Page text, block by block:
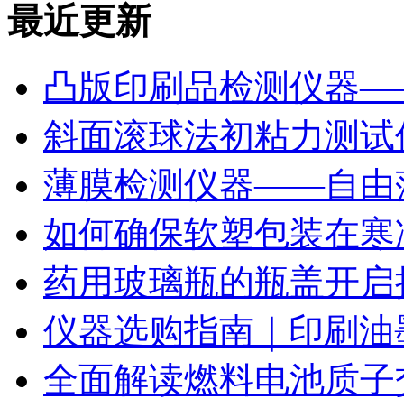
最近更新
凸版印刷品检测仪器
斜面滚球法初粘力测
薄膜检测仪器——自由
如何确保软塑包装在
药用玻璃瓶的瓶盖开
仪器选购指南｜印刷
全面解读燃料电池质